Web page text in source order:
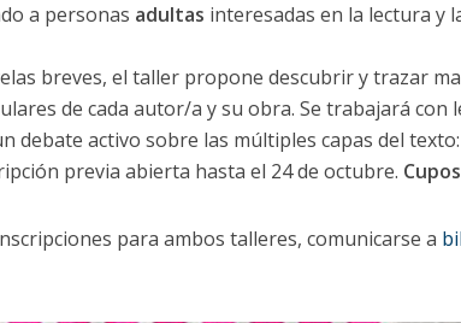
a personas adultas interesadas en la lectura y
breves, el taller propone descubrir y trazar
de cada autor/a y su obra. Se trabajará con
debate activo sobre las múltiples capas del
previa abierta hasta el 24 de octubre.
para ambos talleres, comunicarse a